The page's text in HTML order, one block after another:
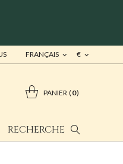
€
FRANÇAIS
RECHERCHE
PANIER 0